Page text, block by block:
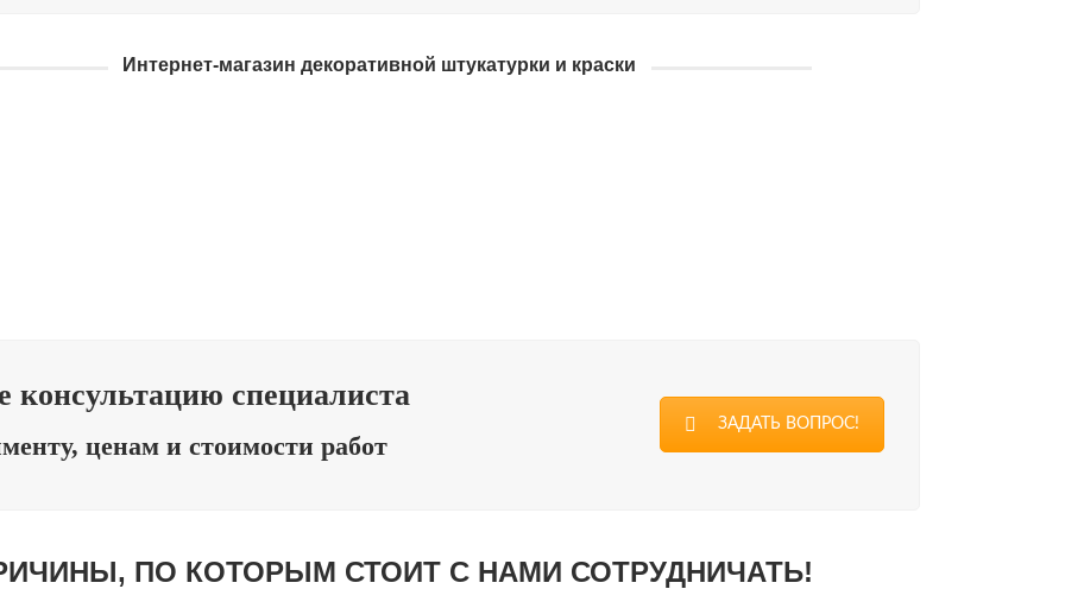
Интернет-магазин декоративной штукатурки и краски
консультацию специалиста
ценам и стоимости работ
ЗАДАТЬ ВОПРОС!
ПО КОТОРЫМ СТОИТ С НАМИ СОТРУДНИЧАТЬ!